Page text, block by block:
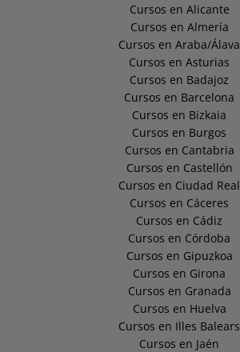
Cursos en Alicante
Cursos en Almería
Cursos en Araba/Álava
Cursos en Asturias
Cursos en Badajoz
Cursos en Barcelona
Cursos en Bizkaia
Cursos en Burgos
Cursos en Cantabria
Cursos en Castellón
Cursos en Ciudad Real
Cursos en Cáceres
Cursos en Cádiz
Cursos en Córdoba
Cursos en Gipuzkoa
Cursos en Girona
Cursos en Granada
Cursos en Huelva
Cursos en Illes Balears
Cursos en Jaén